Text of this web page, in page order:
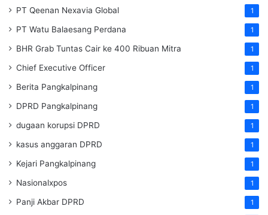
PT Qeenan Nexavia Global 1
PT Watu Balaesang Perdana 1
BHR Grab Tuntas Cair ke 400 Ribuan Mitra 1
Chief Executive Officer 1
Berita Pangkalpinang 1
DPRD Pangkalpinang 1
dugaan korupsi DPRD 1
kasus anggaran DPRD 1
Kejari Pangkalpinang 1
Nasionalxpos 1
Panji Akbar DPRD 1